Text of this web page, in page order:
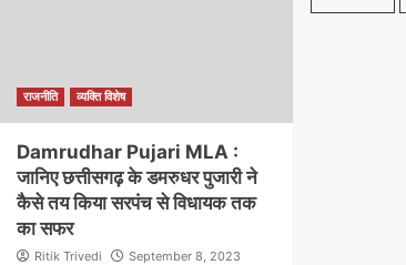
राजनीति व्यक्ति विशेष
Damrudhar Pujari MLA :
जानिए छत्तीसगढ़ के डमरुधर पुजारी ने
कैसे तय किया सरपंच से विधायक तक
का सफर
Ritik Trivedi
September 8, 2023